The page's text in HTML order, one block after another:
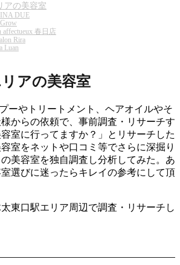
アの美容室
DUE
affectueux 春日店
Rira
Luan
アの美容室
ーやトリートメント、ヘアオイルやそ
からの依頼で、事前調査・リサーチす
室に行ってますか？」とリサーチした
室をネットや口コミ等でさらに深掘り
美容室を独自調査し分析してみた。あ
選びに迷ったらキレイの参考にして頂
東口駅エリア周辺で調査・リサーチし